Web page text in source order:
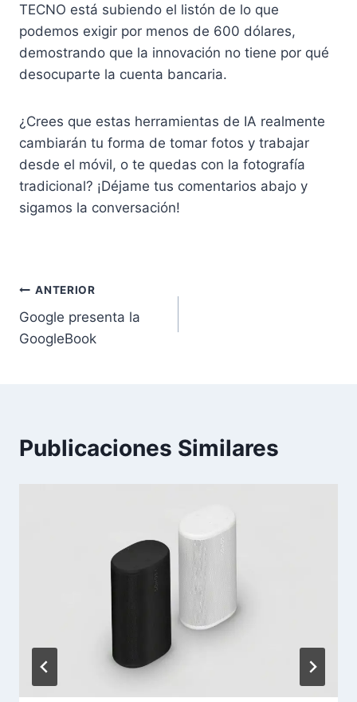
TECNO está subiendo el listón de lo que
podemos exigir por menos de 600 dólares,
demostrando que la innovación no tiene por qué
desocuparte la cuenta bancaria.
¿Crees que estas herramientas de IA realmente
cambiarán tu forma de tomar fotos y trabajar
desde el móvil, o te quedas con la fotografía
tradicional? ¡Déjame tus comentarios abajo y
sigamos la conversación!
Navegación
de
ANTERIOR
Google presenta la
GoogleBook
Publicaciones Similares